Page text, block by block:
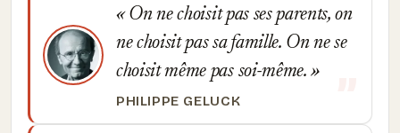
On ne choisit pas ses parents, on
ne choisit pas sa famille. On ne se
choisit même pas soi-même.
PHILIPPE GELUCK